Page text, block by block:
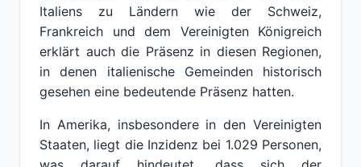
Italiens zu Ländern wie der Schweiz,
Frankreich und dem Vereinigten Königreich
erklärt auch die Präsenz in diesen Regionen,
in denen italienische Gemeinden historisch
gesehen eine bedeutende Präsenz hatten.
In Amerika, insbesondere in den Vereinigten
Staaten, liegt die Inzidenz bei 1.029 Personen,